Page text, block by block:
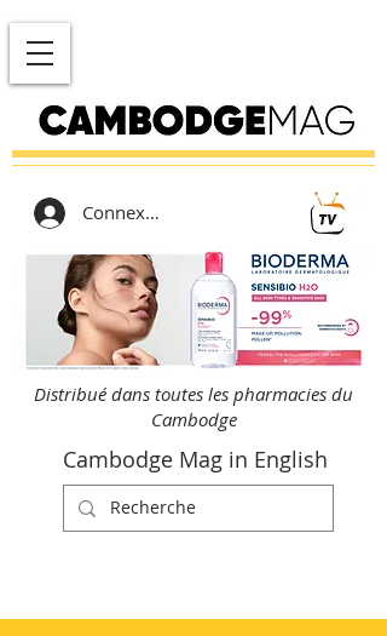
Connexion
Distribué dans toutes les pharmacies du
Cambodge
Cambodge Mag in English